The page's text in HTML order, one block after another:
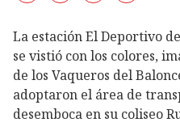
La estación El Deportivo
se vistió con los colores,
de los Vaqueros del
adoptaron el área de
desemboca en su coliseo